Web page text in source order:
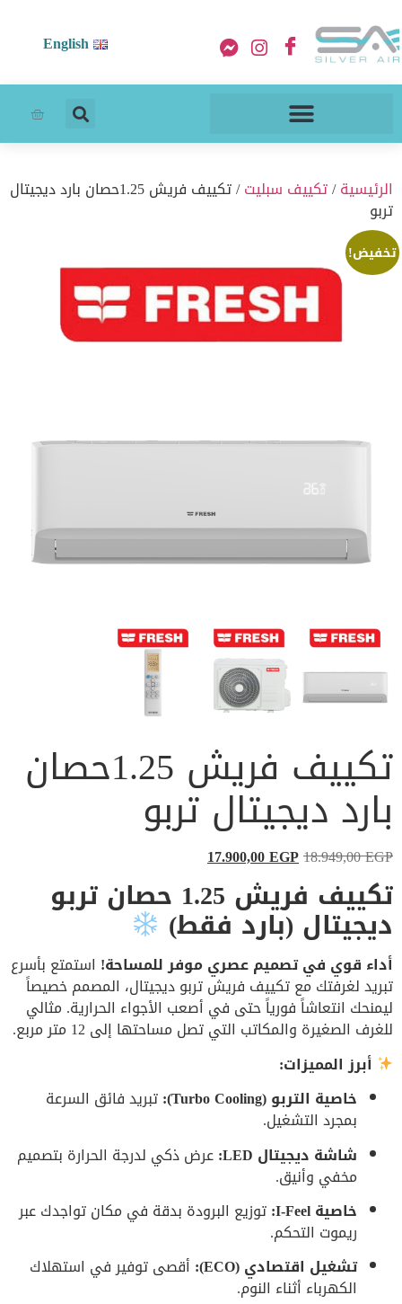
English
الرئيسية/تكييف سبليت / تكييف فريش 1.25حصان بارد ديجيتال
تربو
تخفيض!
تكييف فريش 1.25حصان
بارد ديجيتال تربو
18.949,00EGP
17.900,00EGP
تكييف فريش 1.25 حصان تربو
ديجيتال (بارد فقط)
أداء قوي في تصميم عصري موفر للمساحة! استمتع بأسرع
تبريد لغرفتك مع تكييف فريش تربو ديجيتال، المصمم خصيصاً
ليمنحك انتعاشاً فورياً حتى في أصعب الأجواء الحرارية. مثالي
للغرف الصغيرة والمكاتب التي تصل مساحتها إلى 12 متر مربع.
أبرز المميزات:
خاصية التربو (Turbo Cooling):
تبريد فائق السرعة
بمجرد التشغيل.
شاشة ديجيتال LED:
عرض ذكي لدرجة الحرارة بتصميم
مخفي وأنيق.
خاصية I-Feel:
توزيع البرودة بدقة في مكان تواجدك عبر
ريموت التحكم.
تشغيل اقتصادي (ECO):
أقصى توفير في استهلاك
الكهرباء أثناء النوم.